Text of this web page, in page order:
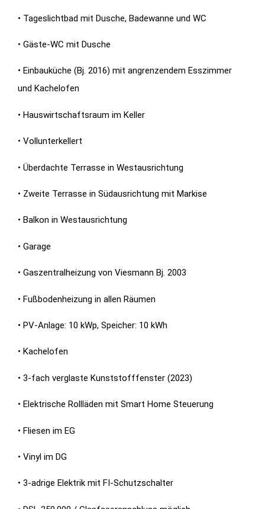
• Tageslichtbad mit Dusche, Badewanne und WC
• Gäste-WC mit Dusche
• Einbauküche (Bj. 2016) mit angrenzendem Esszimmer
und Kachelofen
• Hauswirtschaftsraum im Keller
• Vollunterkellert
• Überdachte Terrasse in Westausrichtung
• Zweite Terrasse in Südausrichtung mit Markise
• Balkon in Westausrichtung
• Garage
• Gaszentralheizung von Viesmann Bj. 2003
• Fußbodenheizung in allen Räumen
• PV-Anlage: 10 kWp, Speicher: 10 kWh
• Kachelofen
• 3-fach verglaste Kunststofffenster (2023)
• Elektrische Rollläden mit Smart Home Steuerung
• Fliesen im EG
• Vinyl im DG
• 3-adrige Elektrik mit FI-Schutzschalter